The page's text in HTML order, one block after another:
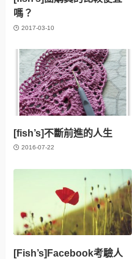
嗎？
2017-03-10
[fish’s]不斷前進的人生
2016-07-22
[Fish’s]Facebook考驗人